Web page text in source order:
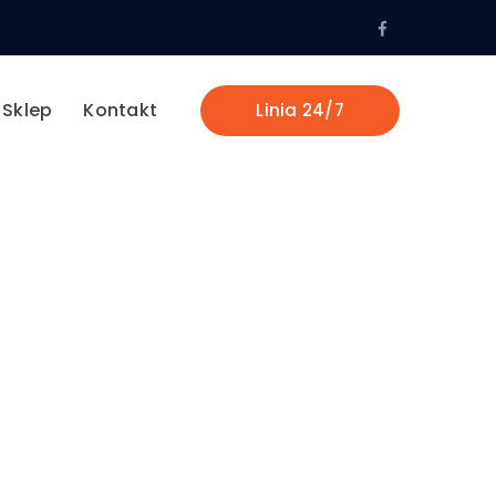
Facebook
Profile
Linia 24/7
Sklep Kontakt